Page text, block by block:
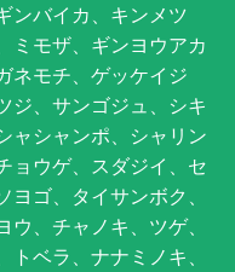
ンバイカ、キンメツ
ミモザ、ギンヨウアカ
ネモチ、ゲッケイジ
ジ、サンゴジュ、シキ
ャシャンポ、シャリン
ョウゲ、スダジイ、セ
ゴ、タイサンボク、
、チャノキ、ツゲ、
ベラ、ナナミノキ、